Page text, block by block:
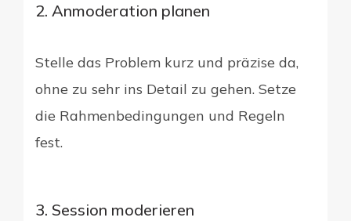
2. Anmoderation planen
Stelle das Problem kurz und präzise da,
ohne zu sehr ins Detail zu gehen. Setze
die Rahmenbedingungen und Regeln
fest.
3. Session moderieren